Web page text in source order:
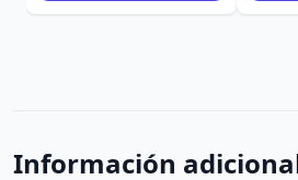
Información